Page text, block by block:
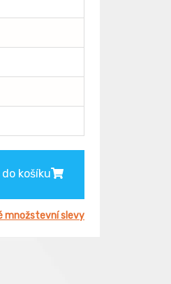
košíku
množstevní slevy